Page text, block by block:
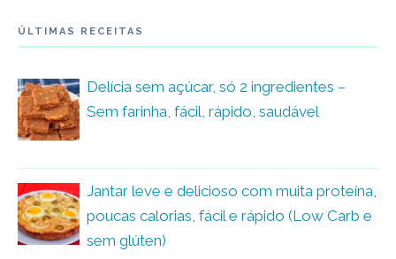
ÚLTIMAS RECEITAS
Delícia sem açúcar, só 2 ingredientes –
Sem farinha, fácil, rápido, saudável
Jantar leve e delicioso com muita proteína,
poucas calorias, fácil e rápido (Low Carb e
sem glúten)